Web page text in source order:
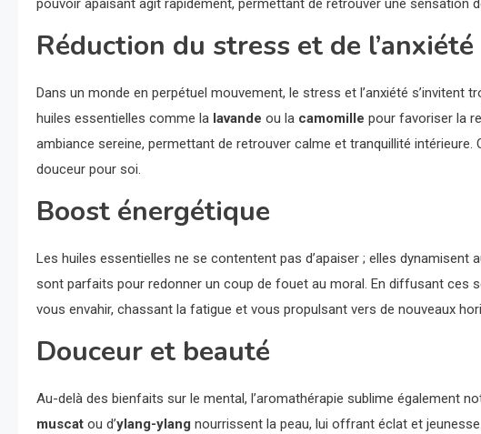
pouvoir apaisant agit rapidement, permettant de retrouver une sensation
Réduction du stress et de l’anxiété
Dans un monde en perpétuel mouvement, le stress et l’anxiété s’invitent
huiles essentielles comme la lavande ou la camomille pour favoriser la
ambiance sereine, permettant de retrouver calme et tranquillité
douceur pour soi.
Boost énergétique
Les huiles essentielles ne se contentent pas d’apaiser ; elles dynamisent
sont parfaits pour redonner un coup de fouet au moral. En diffusant ces
vous envahir, chassant la fatigue et vous propulsant vers de nouveaux
Douceur et beauté
Au-delà des bienfaits sur le mental, l’aromathérapie sublime également
muscat ou d’ylang-ylang nourrissent la peau, lui offrant éclat et